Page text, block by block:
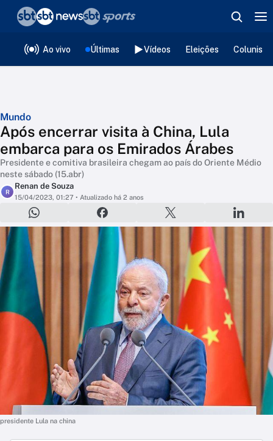
Ao vivo Últimas Vídeos Eleições
Mundo
Após encerrar visita à China, Lula
embarca para os Emirados Árabes
Presidente e comitiva brasileira chegam ao país do Oriente Médio
neste sábado (15.abr)
R
Renan de Souza
15/04/2023, 01:27 • Atualizado há 2 anos
presidente Lula na china
❮voltar
Editorias